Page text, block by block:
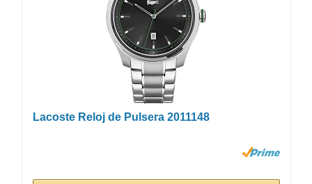
Lacoste Reloj de Pulsera 2011148